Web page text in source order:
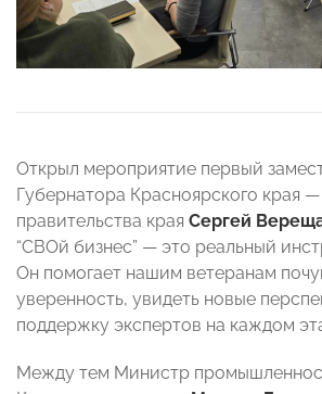
Открыл мероприятие первый
Губернатора Красноярского края
правительства края Сергей
“СВОй бизнес” — это реальный
Он помогает нашим ветеранам
уверенность, увидеть новые
поддержку экспертов на каждом
Между тем Министр